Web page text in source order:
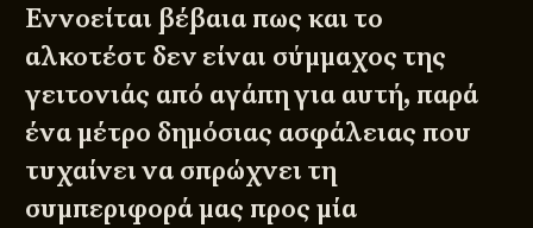
Εννοείται βέβαια πως και το
αλκοτέστ δεν είναι σύμμαχος της
γειτονιάς από αγάπη για αυτή, παρά
ένα μέτρο δημόσιας ασφάλειας που
τυχαίνει να σπρώχνει τη
συμπεριφορά μας προς μία